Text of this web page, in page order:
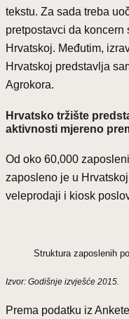
tekstu. Za sada treba
pretpostavci da koncern
Hrvatskoj. Međutim,
Hrvatskoj predstavlja
Agrokora.
Hrvatsko tržište
aktivnosti mjereno
Od oko 60,000
zaposleno je u
veleprodaji i kiosk
Struktura zaposlenih
Izvor: Godišnje izvješće 2015.
Prema podatku iz